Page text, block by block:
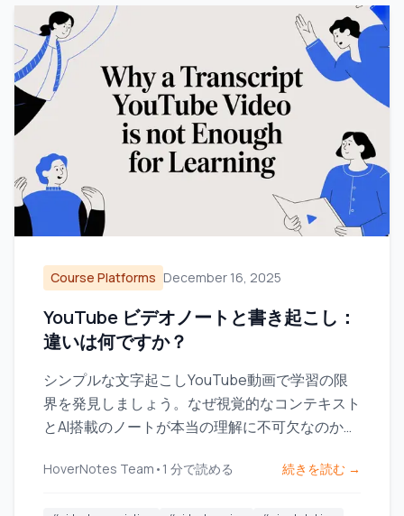
Course Platforms December 16, 2025
YouTube ビデオノートと書き起こし：
違いは何ですか？
シンプルな文字起こしYouTube動画で学習の限
界を発見しましょう。なぜ視覚的なコンテキスト
とAI搭載のノートが本当の理解に不可欠なのかを
HoverNotes Team • 1 分で読める 続きを読む →